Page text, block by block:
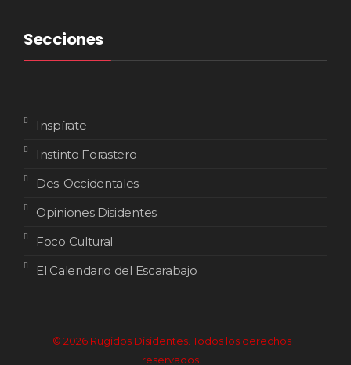
Secciones
Inspírate
Instinto Forastero
Des-Occidentales
Opiniones Disidentes
Foco Cultural
El Calendario del Escarabajo
© 2026 Rugidos Disidentes. Todos los derechos
reservados.